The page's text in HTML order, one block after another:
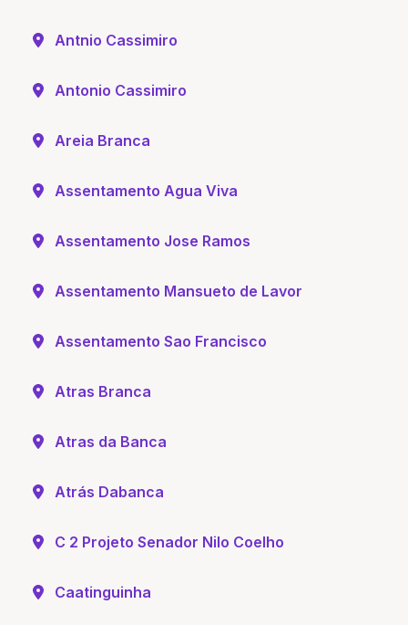
Antnio Cassimiro
Antonio Cassimiro
Areia Branca
Assentamento Agua Viva
Assentamento Jose Ramos
Assentamento Mansueto de Lavor
Assentamento Sao Francisco
Atras Branca
Atras da Banca
Atrás Dabanca
C 2 Projeto Senador Nilo Coelho
Caatinguinha